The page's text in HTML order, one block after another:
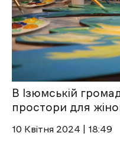
В Ізюмській
простори для
10 Квітня 2024 | 18:49